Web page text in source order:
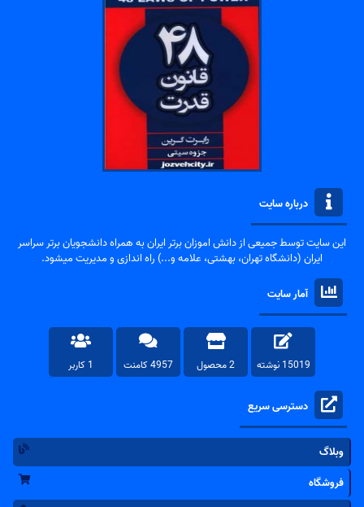
درباره سایت
این سایت توسط جمیعی از دانش اموزان برتر ایران به همراه دانشجویان برتر سراسر
ایران (دانشگاه تهران، بهشتی، علامه و...) راه اندازی و مدیریت میشود.
آمار سایت
15019 نوشته 2 محصول 4957 کامنت 1 کاربر
دسترسی سریع
وبلاگ
فروشگاه